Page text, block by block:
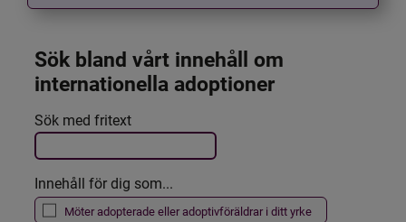
Sök bland vårt innehåll om
internationella adoptioner
Filtrera resultatet
Det här formuläret postas automatiskt
Sök med fritext
Innehåll för dig som...
Möter adopterade eller adoptivföräldrar i ditt yrke